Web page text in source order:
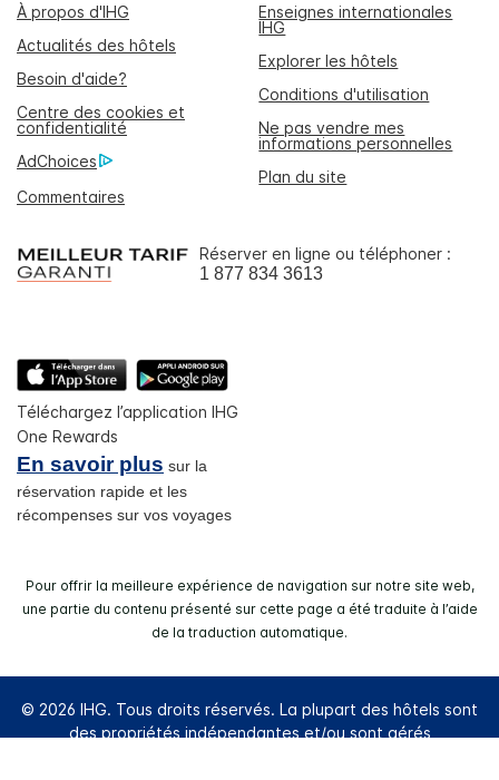
À propos d'IHG
Enseignes internationales
IHG
Actualités des hôtels
Explorer les hôtels
Besoin d'aide?
Conditions d'utilisation
Centre des cookies et
confidentialité
Ne pas vendre mes
informations personnelles
AdChoices
Plan du site
Commentaires
Réserver en ligne ou téléphoner :
1 877 834 3613
Téléchargez l’application IHG
One Rewards
En savoir plus sur la
réservation rapide et les
récompenses sur vos voyages
Pour offrir la meilleure expérience de navigation sur notre site web,
une partie du contenu présenté sur cette page a été traduite à l’aide
de la traduction automatique.
© 2026 IHG. Tous droits réservés. La plupart des hôtels sont
des propriétés indépendantes et/ou sont gérés